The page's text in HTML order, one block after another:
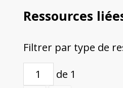
Ressources
Filtrer par type de
de 1